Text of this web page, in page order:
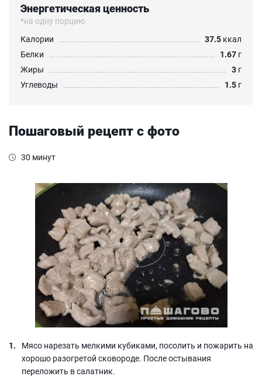
Энергетическая ценность
*на одну порцию
Калории
37.5 ккал
Белки
1.67 г
Жиры
3 г
Углеводы
1.5 г
Пошаговый рецепт с фото
30 минут
Мясо нарезать мелкими кубиками, посолить и пожарить на
хорошо разогретой сковороде. После остывания
переложить в салатник.